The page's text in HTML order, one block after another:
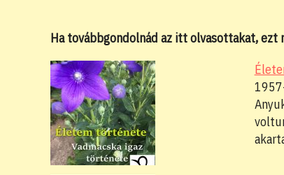
Ha továbbgondolnád az itt olvasottakat, ezt